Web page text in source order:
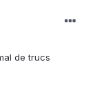
de trucs